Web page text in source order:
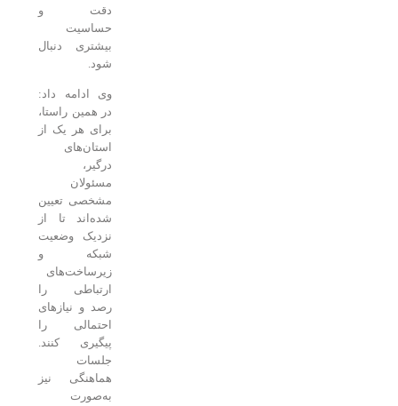
دقت و
حساسیت
بیشتری دنبال
وی ادامه داد:
در همین راستا،
برای هر یک از
استان‌های
مسئولان
مشخصی تعیین
شده‌اند تا از
نزدیک وضعیت
شبکه و
زیرساخت‌های
ارتباطی را
رصد و نیازهای
احتمالی را
پیگیری کنند.
هماهنگی نیز
به‌صورت